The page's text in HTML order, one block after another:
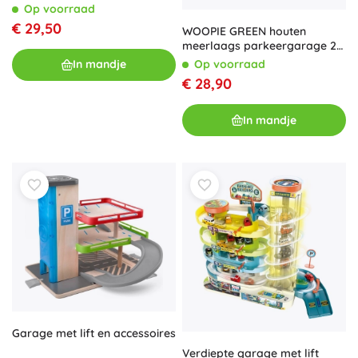
Op voorraad
€ 29,50
In mandje
WOOPIE GREEN houten
meerlaags parkeergarage 2-
in-1 met station en figuurtjes,
12 delen, FSC
Op voorraad
€ 28,90
In mandje
Garage met lift en accessoires
Verdiepte garage met lift